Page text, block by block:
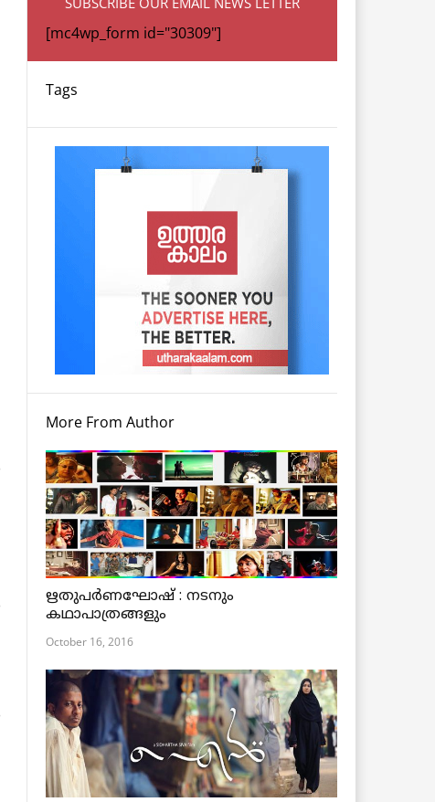
[mc4wp_form id="30309"]
Tags
More From Author
ഋതുപര്‍ണഘോഷ് : നടനും
കഥാപാത്രങ്ങളും
October 16, 2016